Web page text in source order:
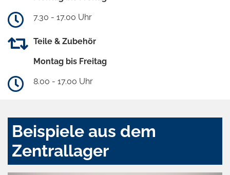
7.30 - 17.00 Uhr
Teile & Zubehör
Montag bis Freitag
8.00 - 17.00 Uhr
Beispiele aus dem
Zentrallager